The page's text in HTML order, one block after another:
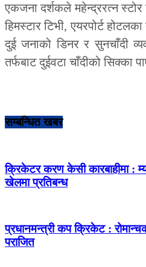
एकजना दर्शकले महेन्द्ररत्न स्टोर
हिमस्टार टिभी, एयरपोर्ट
दुई जनाको डिनर र सुनचाँदी
तर्फबाट दुईवटा चाँदीको सिक्का
सम्बन्धित खबर
क्रिकेटर करण केसी कारबाहीमा :
खेलमा प्रतिबन्ध
प्रधानमन्त्री कप क्रिकेट : रोमान्चक
पराजित